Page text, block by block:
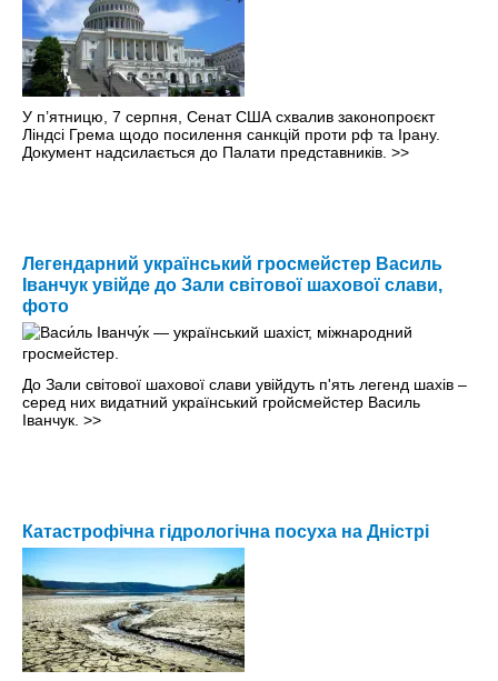
У п’ятницю, 7 серпня, Сенат США схвалив законопроєкт
Ліндсі Грема щодо посилення санкцій проти рф та Ірану.
Документ надсилається до Палати представників. >>
Легендарний український гросмейстер Василь
Іванчук увійде до Зали світової шахової слави,
фото
До Зали світової шахової слави увійдуть п'ять легенд шахів –
серед них видатний український гройсмейстер Василь
Іванчук. >>
Катастрофічна гідрологічна посуха на Дністрі